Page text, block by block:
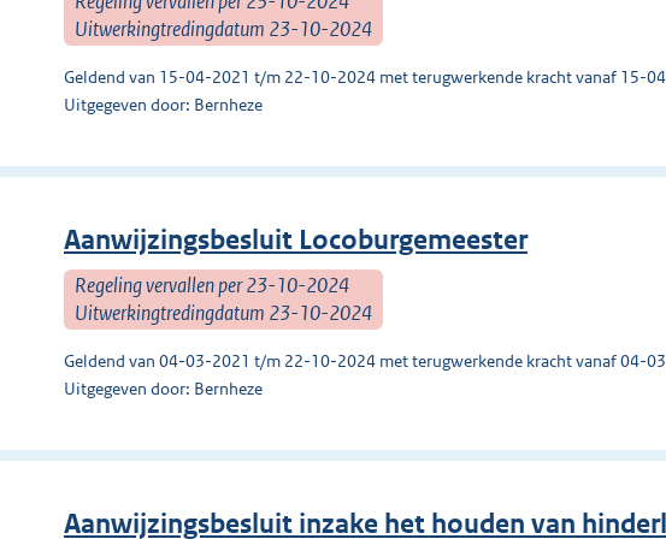
Uitwerkingtredingdatum 23-10-2024
Geldend van 15-04-2021 t/m 22-10-2024 met terugwerkende kracht vanaf 15-
Uitgegeven door: Bernheze
Aanwijzingsbesluit Locoburgemeester
Regeling vervallen per 23-10-2024
Uitwerkingtredingdatum 23-10-2024
Geldend van 04-03-2021 t/m 22-10-2024 met terugwerkende kracht vanaf 04-
Uitgegeven door: Bernheze
Aanwijzingsbesluit inzake het houden van